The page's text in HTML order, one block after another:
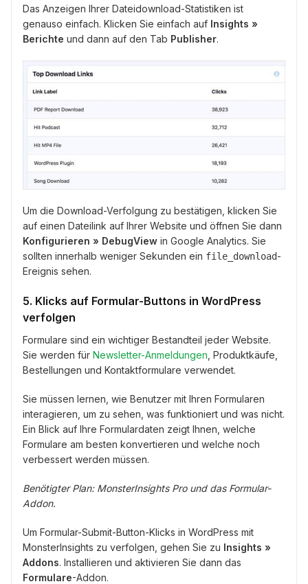
Das Anzeigen Ihrer Dateidownload-Statistiken ist
genauso einfach. Klicken Sie einfach auf Insights »
Berichte und dann auf den Tab Publisher.
Um die Download-Verfolgung zu bestätigen, klicken Sie
auf einen Dateilink auf Ihrer Website und öffnen Sie dann
Konfigurieren » DebugView in Google Analytics. Sie
sollten innerhalb weniger Sekunden ein file_download-
Ereignis sehen.
5. Klicks auf Formular-Buttons in WordPress
verfolgen
Formulare sind ein wichtiger Bestandteil jeder Website.
Sie werden für Newsletter-Anmeldungen , Produktkäufe,
Bestellungen und Kontaktformulare verwendet.
Sie müssen lernen, wie Benutzer mit Ihren Formularen
interagieren, um zu sehen, was funktioniert und was nicht.
Ein Blick auf Ihre Formulardaten zeigt Ihnen, welche
Formulare am besten konvertieren und welche noch
verbessert werden müssen.
Benötigter Plan: MonsterInsights Pro und das Formular-
Addon.
Um Formular-Submit-Button-Klicks in WordPress mit
MonsterInsights zu verfolgen, gehen Sie zu Insights »
Addons. Installieren und aktivieren Sie dann das
Formulare-Addon.